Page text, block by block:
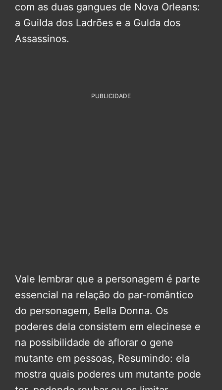
com as duas gangues de Nova Orleans:
a Guilda dos Ladrões e a Gulda dos
Assassinos.
PUBLICIDADE
Vale lembrar que a personagem é parte
essencial na relação do par-romântico
do personagem, Bella Donna. Os
poderes dela consistem em elecinese e
na possibilidade de aflorar o gene
mutante em pessoas, Resumindo: ela
mostra quais poderes um mutante pode